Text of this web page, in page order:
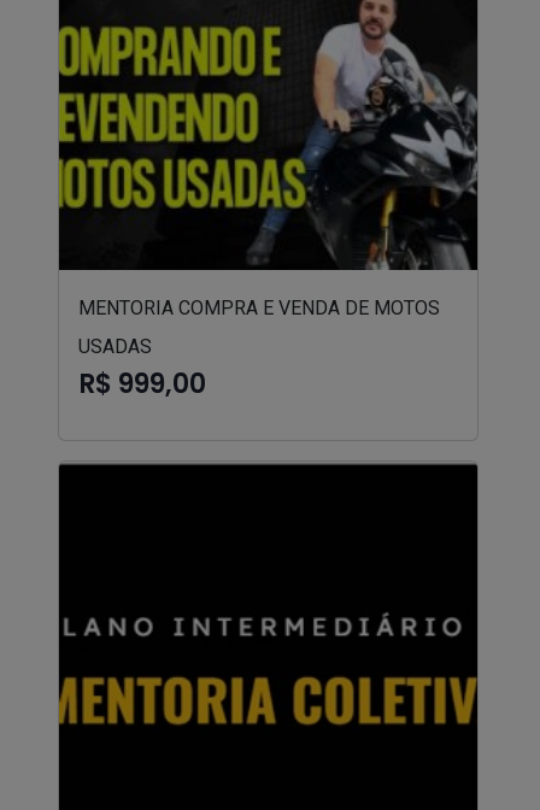
MENTORIA COMPRA E VENDA DE MOTOS
USADAS
R$ 999,00